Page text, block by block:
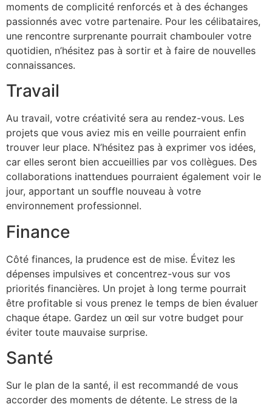
moments de complicité renforcés et à des échanges
passionnés avec votre partenaire. Pour les célibataires,
une rencontre surprenante pourrait chambouler votre
quotidien, n’hésitez pas à sortir et à faire de nouvelles
connaissances.
Travail
Au travail, votre créativité sera au rendez-vous. Les
projets que vous aviez mis en veille pourraient enfin
trouver leur place. N’hésitez pas à exprimer vos idées,
car elles seront bien accueillies par vos collègues. Des
collaborations inattendues pourraient également voir le
jour, apportant un souffle nouveau à votre
environnement professionnel.
Finance
Côté finances, la prudence est de mise. Évitez les
dépenses impulsives et concentrez-vous sur vos
priorités financières. Un projet à long terme pourrait
être profitable si vous prenez le temps de bien évaluer
chaque étape. Gardez un œil sur votre budget pour
éviter toute mauvaise surprise.
Santé
Sur le plan de la santé, il est recommandé de vous
accorder des moments de détente. Le stress de la